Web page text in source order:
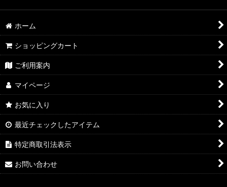
ホーム
ショッピングカート
ご利用案内
マイページ
お気に入り
最近チェックしたアイテム
特定商取引法表示
お問い合わせ